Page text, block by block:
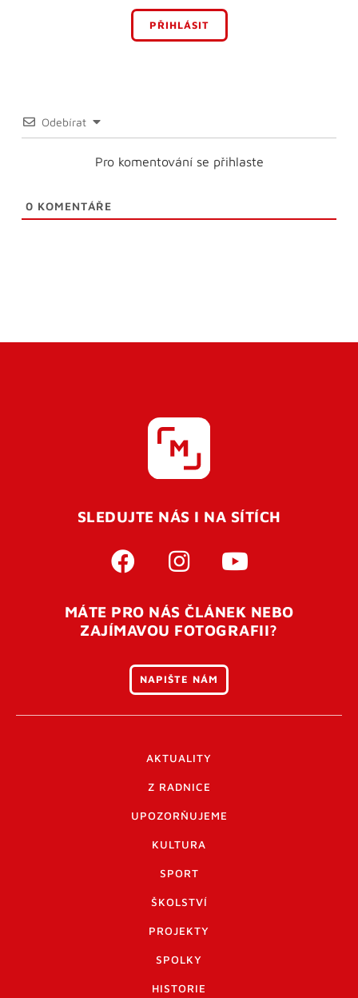
PŘIHLÁSIT
Odebírat
Pro komentování se přihlaste
0 KOMENTÁŘE
SLEDUJTE NÁS I NA SÍTÍCH
MÁTE PRO NÁS ČLÁNEK NEBO
ZAJÍMAVOU FOTOGRAFII?
NAPIŠTE NÁM
AKTUALITY
Z RADNICE
UPOZORŇUJEME
KULTURA
SPORT
ŠKOLSTVÍ
PROJEKTY
SPOLKY
HISTORIE